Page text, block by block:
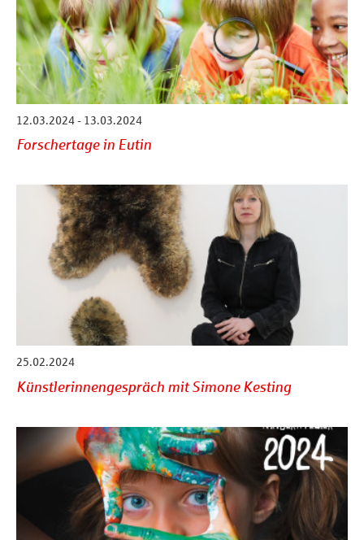
12.03.2024 - 13.03.2024
Forschertage in Eutin
25.02.2024
Künstlerinnengespräch mit Simone Kesting